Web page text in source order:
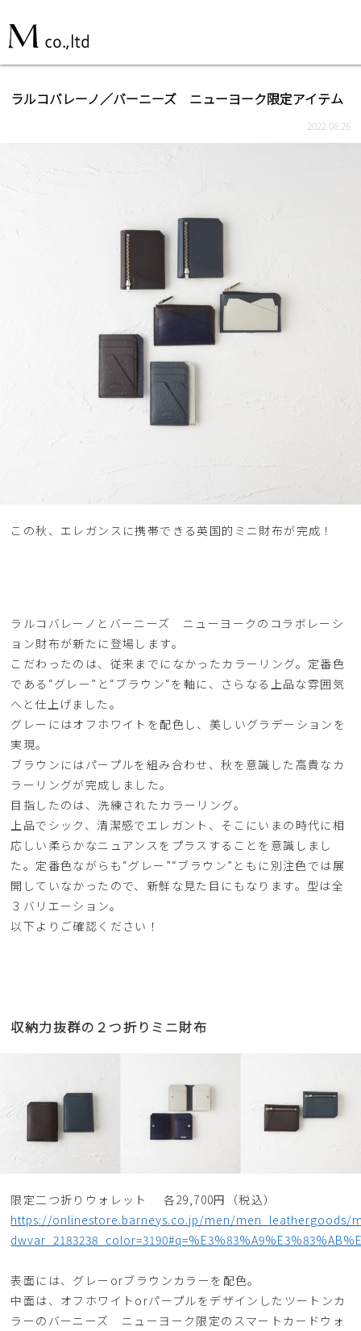
ラルコバレーノ／バーニーズ ニューヨーク限定アイテム
2022.08.26
この秋、エレガンスに携帯できる英国的ミニ財布が完成！
ラルコバレーノとバーニーズ ニューヨークのコラボレーシ
ョン財布が新たに登場します。
こだわったのは、従来までになかったカラーリング。定番色
である“グレー”と“ブラウン“を軸に、さらなる上品な雰囲気
へと仕上げました。
グレーにはオフホワイトを配色し、美しいグラデーションを
実現。
ブラウンにはパープルを組み合わせ、秋を意識した高貴なカ
ラーリングが完成しました。
目指したのは、洗練されたカラーリング。
上品でシック、清潔感でエレガント、そこにいまの時代に相
応しい柔らかなニュアンスをプラスすることを意識しまし
た。定番色ながらも“グレー”“ブラウン”ともに別注色では展
開していなかったので、新鮮な見た目にもなります。型は全
３バリエーション。
以下よりご確認ください！
収納力抜群の２つ折りミニ財布
限定二つ折りウォレット 各29,700円（税込）
https://onlinestore.barneys.co.jp/men/men_leathergoods/
表面には、グレーorブラウンカラーを配色。
中面は、オフホワイトorパープルをデザインしたツートンカ
ラーのバーニーズ ニューヨーク限定のスマートカードウォ